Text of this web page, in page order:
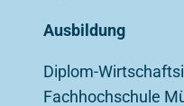
Ausbildung
Diplom-
Fachhochschule